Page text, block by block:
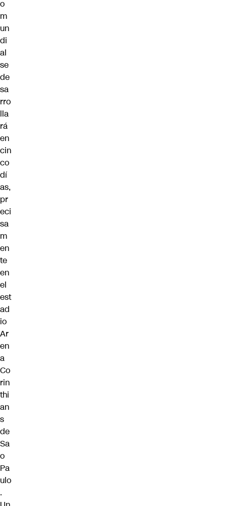
o
m
un
di
al
se
de
sa
rro
lla
rá
en
cin
co
dí
as,
pr
eci
sa
m
en
te
en
el
est
ad
io
Ar
en
a
Co
rin
thi
an
s
de
Sa
o
Pa
ulo
.